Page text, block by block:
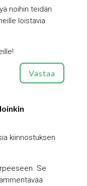
noihin teidän
loistavia
Vastaa
kiinnostuksen
Se